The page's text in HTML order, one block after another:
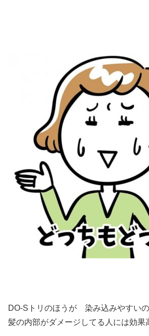
DO-Sトリのほうが 染み込みやすい
髪の内部がダメージしてる人には効果